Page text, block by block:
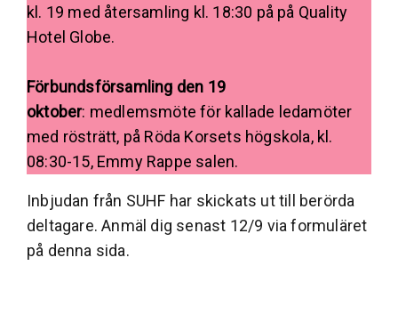
kl. 19 med återsamling kl. 18:30 på på Quality
Hotel Globe.
Förbundsförsamling den 19
oktober: medlemsmöte för kallade ledamöter
med rösträtt, på Röda Korsets högskola, kl.
08:30-15, Emmy Rappe salen.
Inbjudan från SUHF har skickats ut till berörda
deltagare. Anmäl dig senast 12/9 via formuläret
på denna sida.